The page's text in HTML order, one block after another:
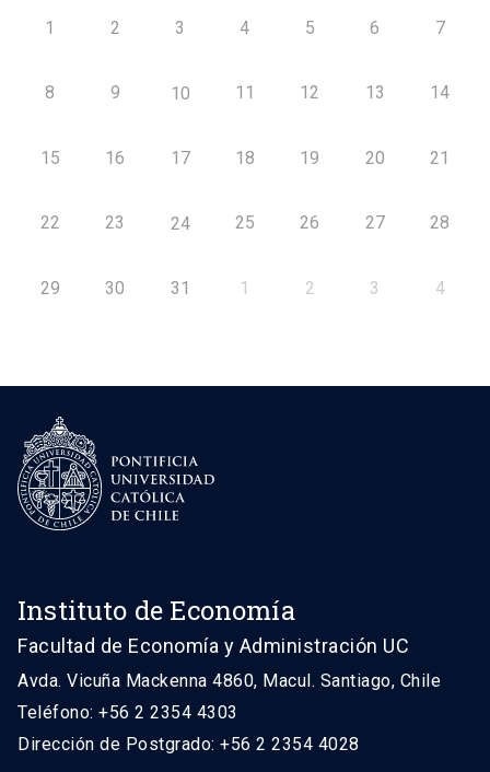
1 2 3 4 5 6 7
8 9 10 11 12 13 14
15 16 17 18 19 20 21
22 23 24 25 26 27 28
29 30 31 1 2 3 4
Instituto de Economía
Facultad de Economía y Administración UC
Avda. Vicuña Mackenna 4860, Macul. Santiago, Chile
Teléfono: +56 2 2354 4303
Dirección de Postgrado: +56 2 2354 4028